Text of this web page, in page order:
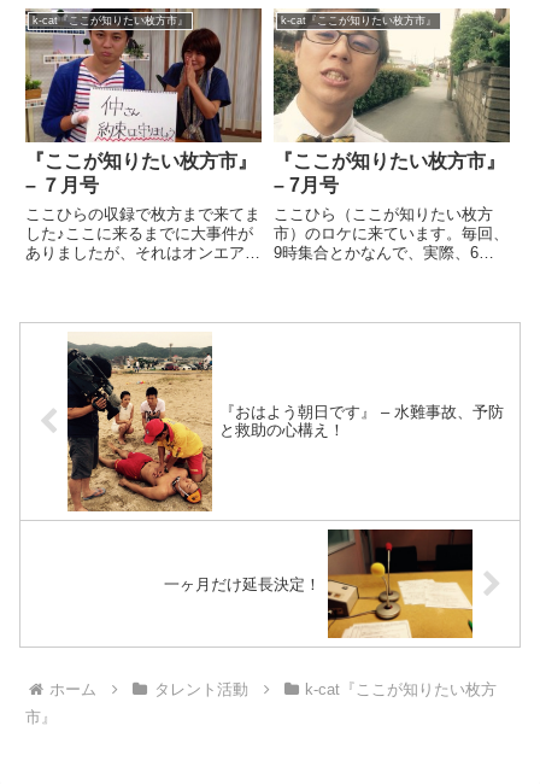
で、５年もやってるんだって
（笑）時間が過ぎるのが早すぎ
る！おかげで、枚方を結構詳しく
なりました♪浄水場！枚方の水、
約８割...
仲さんは初回からの担当なの
で、、、それに比べたら期間は短
いですが、本当にお世話になりま
した。...
k-cat『ここが知りたい枚方市』
『ここが知りたい枚方市』
– ７月号
ここひらの収録で枚方まで来てま
した♪ここに来るまでに大事件が
ありましたが、それはオンエアを
は、、、『京街道を歩こう！』と
いうことで、恒例の和田さんとひ
k-cat『ここが知りたい枚方市』
『ここが知りたい枚方市』
– 7月号
ここひら（ここが知りたい枚方
市）のロケに来ています。毎回、
9時集合とかなんで、実際、6時
『おはよう朝日です』 – 水難事故、予防
と救助の心構え！
一ヶ月だけ延長決定！
ホーム タレント活動
k-cat『ここが知りたい枚方
市』